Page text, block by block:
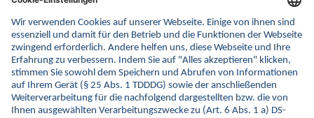
Zurück zur Listenansicht